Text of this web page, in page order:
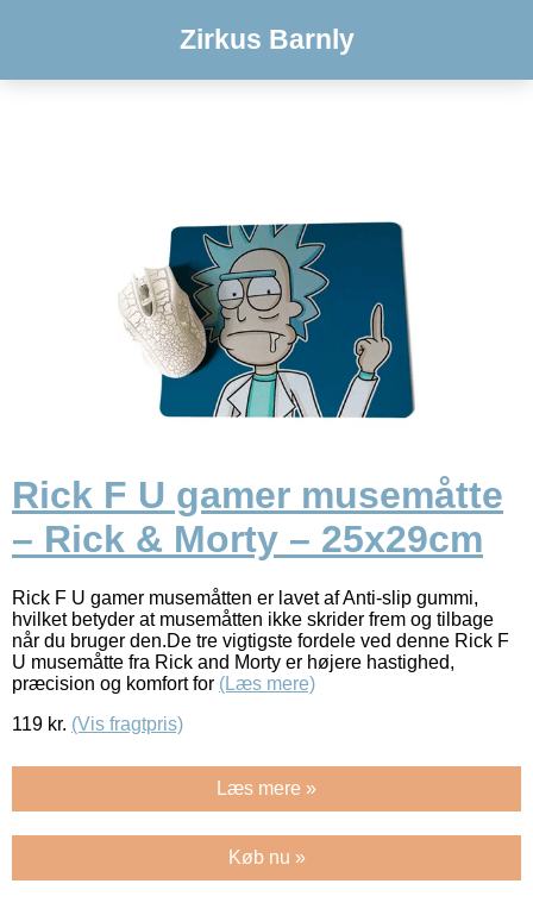
Zirkus Barnly
Rick F U gamer musemåtte
– Rick & Morty – 25x29cm
Rick F U gamer musemåtten er lavet af Anti-slip gummi,
hvilket betyder at musemåtten ikke skrider frem og tilbage
når du bruger den.De tre vigtigste fordele ved denne Rick F
U musemåtte fra Rick and Morty er højere hastighed,
præcision og komfort for (Læs mere)
119 kr. (Vis fragtpris)
Læs mere »
Køb nu »